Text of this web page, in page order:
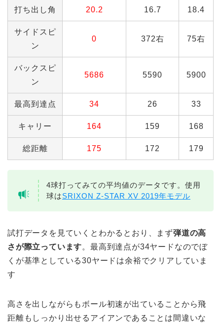
打ち出し角 20.2 16.7 18.4
サイドスピ
ン
0 372右 75右
バックスピ
ン
5686 5590 5900
最高到達点 34 26 33
キャリー 164 159 168
総距離 175 172 179
4球打ってみての平均値のデータです。使用
球はSRIXON Z-STAR XV 2019年モデル
試打データを見ていくとわかるとおり、まず弾道の高
さが際立っています。最高到達点が34ヤードなのでぼ
くが基準としている30ヤードは余裕でクリアしていま
す
高さを出しながらもボール初速が出ていることから飛
距離もしっかり出せるアイアンであることは間違いな